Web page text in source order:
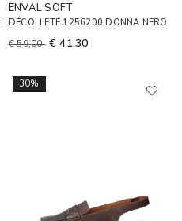
ENVAL SOFT
DÉCOLLETÉ 1256200 DONNA NERO
€ 59,00 € 41,30
30%